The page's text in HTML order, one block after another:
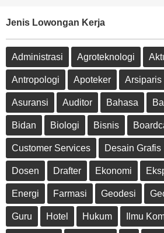
Jenis Lowongan Kerja
Administrasi Agroteknologi
Antropologi Apoteker Arsiparis
Asuransi Auditor Bahasa
Bidan Biologi Bisnis
Customer Services Desain Grafis
Dosen Drafter Ekonomi
Energi Farmasi Geodesi
Guru Hotel Hukum Ilmu